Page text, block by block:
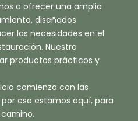
a ofrecer una amplia
diseñados
las necesidades en el
Nuestro
productos prácticos y
comienza con las
eso estamos aquí, para